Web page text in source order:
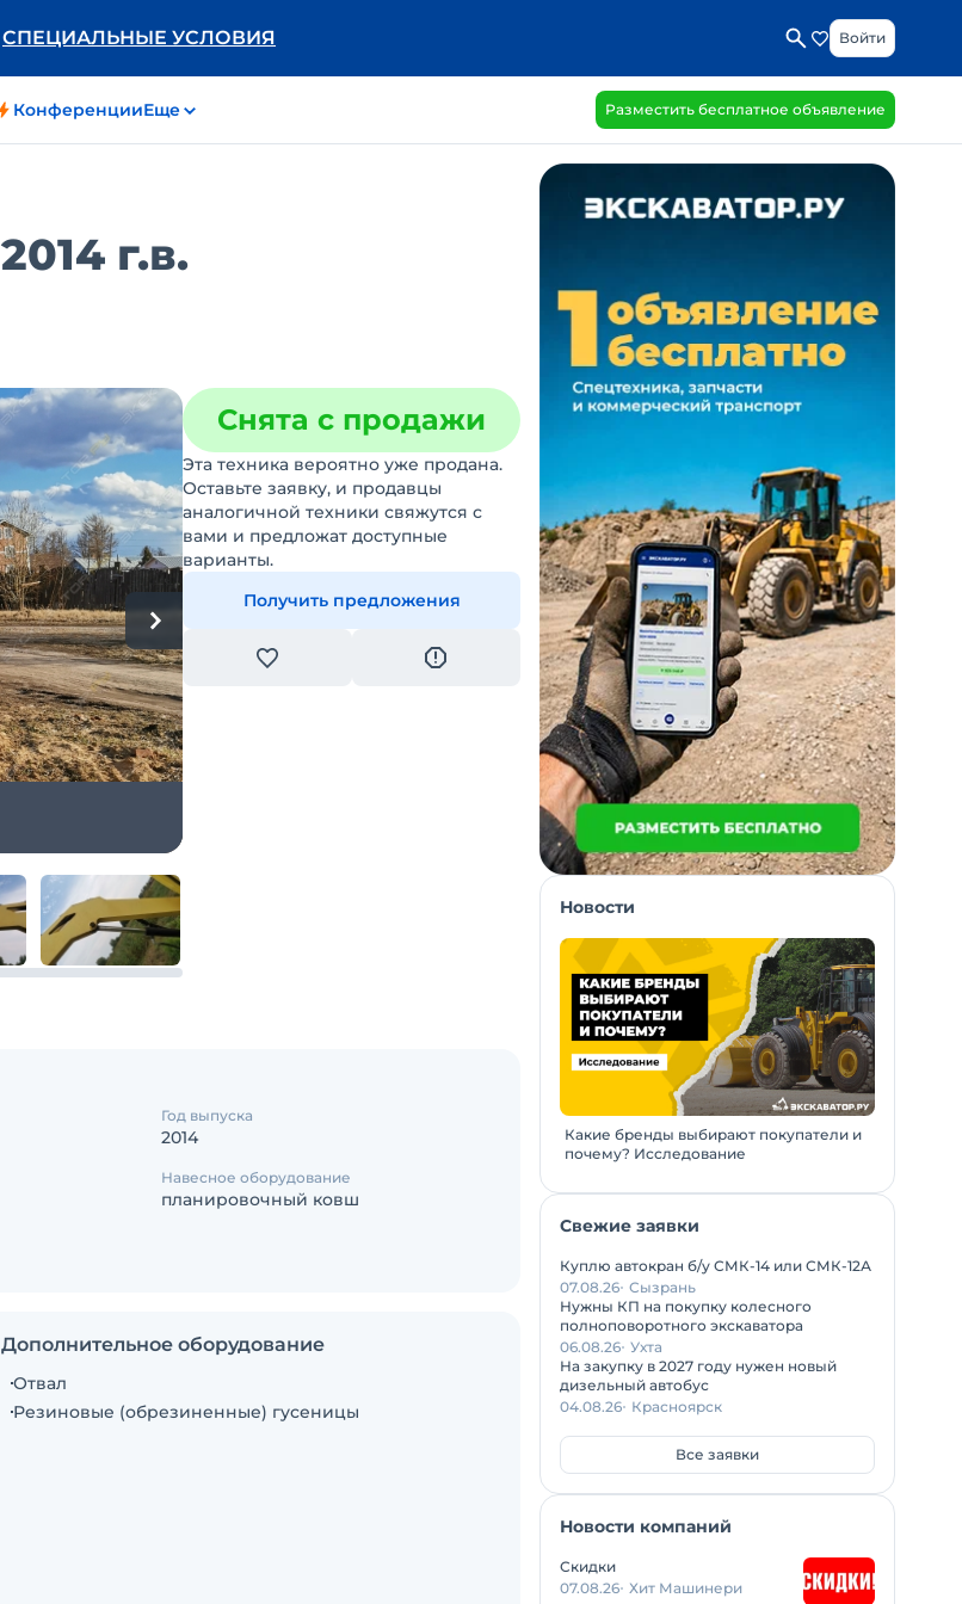
СПЕЦИАЛЬНЫЕ УСЛОВИЯ Войти
КонференцииЕще Разместить бесплатное объявление
2014 г.в.
Снята с продажи
Эта техника вероятно уже продана.
Оставьте заявку, и продавцы
аналогичной техники свяжутся с
вами и предложат доступные
варианты.
Получить предложения
Год выпуска
2014
Навесное оборудование
планировочный ковш
Дополнительное оборудование
Отвал
Резиновые (обрезиненные) гусеницы
Новости
Какие бренды выбирают покупатели и
почему? Исследование
Свежие заявки
Куплю автокран б/у СМК-14 или СМК-12А
07.08.26 Сызрань
Нужны КП на покупку колесного
полноповоротного экскаватора
06.08.26 Ухта
На закупку в 2027 году нужен новый
дизельный автобус
04.08.26 Красноярск
Все заявки
Новости компаний
Скидки
07.08.26 Хит Машинери